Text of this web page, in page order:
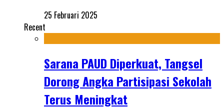
25 Februari 2025
Recent
Sarana PAUD Diperkuat, Tangsel
Dorong Angka Partisipasi Sekolah
Terus Meningkat